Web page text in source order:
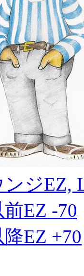
ジEZ,
前EZ -70
降EZ +70